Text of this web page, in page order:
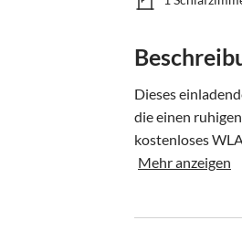
Dieses
die einen
kostenloses
Mehr anzeigen